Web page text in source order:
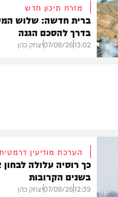
מזרח תיכון חדש
ברית חדשה: שלוש
בדרך להסכם הגנה
13:02
07/08/26יצחק כהן
הערכת מודיעין דרמטית
כך רוסיה עלולה
בשנים הקרובות
12:39
07/08/26יצחק כהן